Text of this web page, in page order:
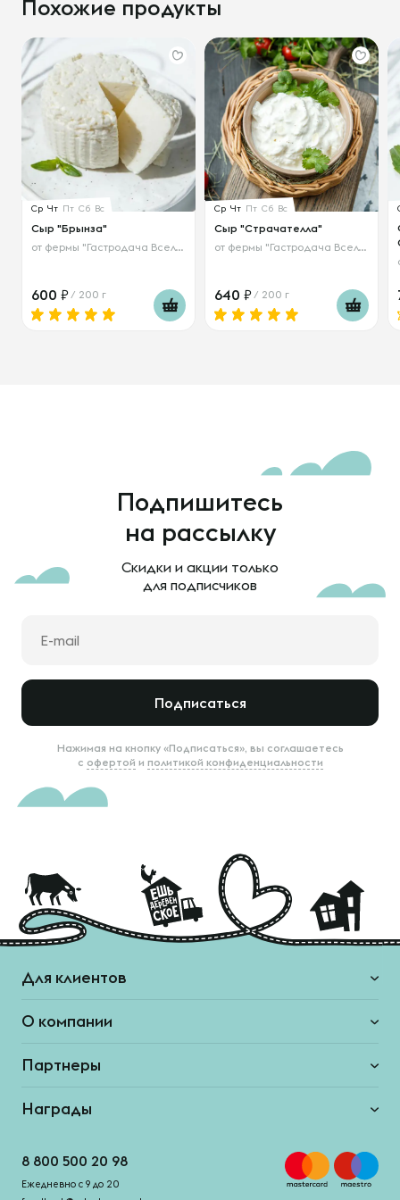
Похожие продукты
Ср Чт Пт Сб Вс
Сыр "Брынза"
от фермы "Гастродача Вселуг"
600 / 200 г
Ср Чт Пт Сб Вс
Сыр "Страчателла"
от фермы "Гастродача Вселуг"
640 / 200 г
Подпишитесь
на рассылку
Скидки и акции только
для подписчиков
Подписаться
Нажимая на кнопку «Подписаться», вы соглашаетесь
с офертой и политикой конфиденциальности
Для клиентов
О компании
Партнеры
Награды
8 800 500 20 98
Ежедневно с 9 до 20